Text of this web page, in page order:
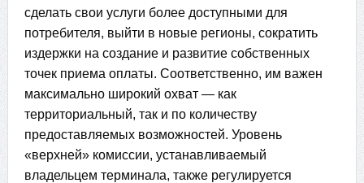
сделать свои услуги более доступными для
потребителя, выйти в новые регионы, сократить
издержки на создание и развитие собственных
точек приема оплаты. Соответственно, им важен
максимально широкий охват — как
территориальный, так и по количеству
предоставляемых возможностей. Уровень
«верхней» комиссии, устанавливаемый
владельцем терминала, также регулируется